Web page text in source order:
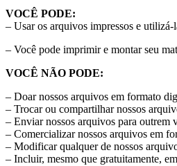
VOCÊ PODE:
– Usar os arquivos impressos e utilizá-
– Você pode imprimir e montar seu
VOCÊ NÃO PODE:
– Doar nossos arquivos em formato
– Trocar ou compartilhar nossos
– Enviar nossos arquivos para outrem
– Comercializar nossos arquivos em
– Modificar qualquer de nossos
– Incluir, mesmo que gratuitamente,